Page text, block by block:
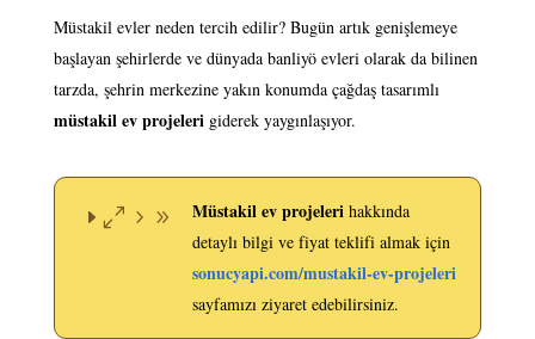
Müstakil evler neden tercih edilir? Bugün artık genişlemeye
başlayan şehirlerde ve dünyada banliyö evleri olarak da bilinen
tarzda, şehrin merkezine yakın konumda çağdaş tasarımlı
müstakil ev projeleri giderek yaygınlaşıyor.
Müstakil ev projeleri hakkında
detaylı bilgi ve fiyat teklifi almak için
sonucyapi.com/mustakil-ev-projeleri
sayfamızı ziyaret edebilirsiniz.